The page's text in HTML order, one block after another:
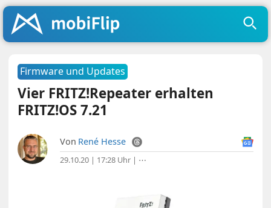
Firmware und Updates
Vier FRITZ!Repeater erhalten
FRITZ!OS 7.21
Von René Hesse
29.10.20 | 17:28 Uhr | ⋯